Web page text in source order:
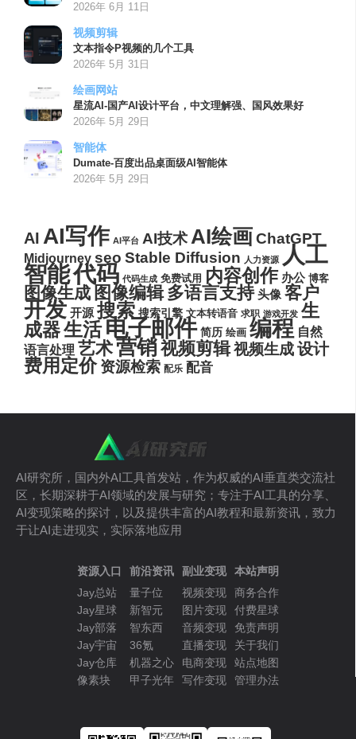
2026年 6月 11日
视频剪辑
文本指令P视频的几个工具
2026年 5月 31日
绘画网站
星流AI-国产AI设计平台，中文理解强、国风效果好
2026年 5月 29日
智能体
Dumate-百度出品桌面级AI智能体
2026年 5月 29日
AI AI写作 AI平台 AI技术AI绘画ChatGPT
Midjourney seo Stable Diffusion 人力资源 人工
智能代码 代码生成 免费试用 内容创作 办公 博客
图像生成 图像编辑 多语言支持 头像 客户
开发 开源 搜索 搜索引擎 文本转语音 求职 游戏开发 生
成器生活电子邮件 简历 绘画 编程 自然
语言处理 艺术营销视频剪辑视频生成设计
费用定价 资源检索 配乐 配音
AI研究所，国内外AI工具首发站，作为权威的AI垂直类交流社
区，长期深耕于AI领域的发展与研究；专注于AI工具的分享、
AI变现策略的探讨，以及提供丰富的AI教程和最新资讯，致力
于让AI走进现实，实际落地应用
资源入口
Jay总站
Jay星球
Jay部落
Jay宇宙
Jay仓库
像素块
前沿资讯
量子位
新智元
智东西
36氪
机器之心
甲子光年
副业变现
视频变现
图片变现
音频变现
直播变现
电商变现
写作变现
本站声明
商务合作
付费星球
免责声明
关于我们
站点地图
管理办法